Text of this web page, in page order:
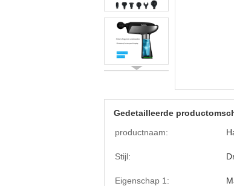
Gedetailleerde
productnaam:
Stijl:
Eigenschap 1: